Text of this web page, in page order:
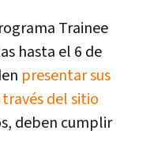
Trainee
hasta el 6 de
presentar sus
del sitio
deben cumplir